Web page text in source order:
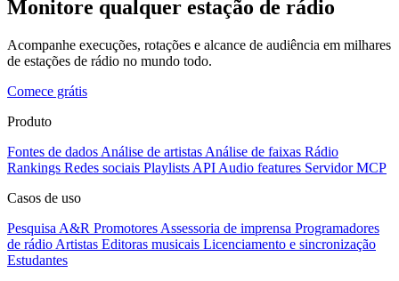
Monitore qualquer estação de rádio
Acompanhe execuções, rotações e alcance de audiência em milhares
de estações de rádio no mundo todo.
Comece grátis
Produto
Fontes de dados Análise de artistas Análise de faixas Rádio
Rankings Redes sociais Playlists API Audio features Servidor MCP
Casos de uso
Pesquisa A&R Promotores Assessoria de imprensa Programadores
de rádio Artistas Editoras musicais Licenciamento e sincronização
Estudantes